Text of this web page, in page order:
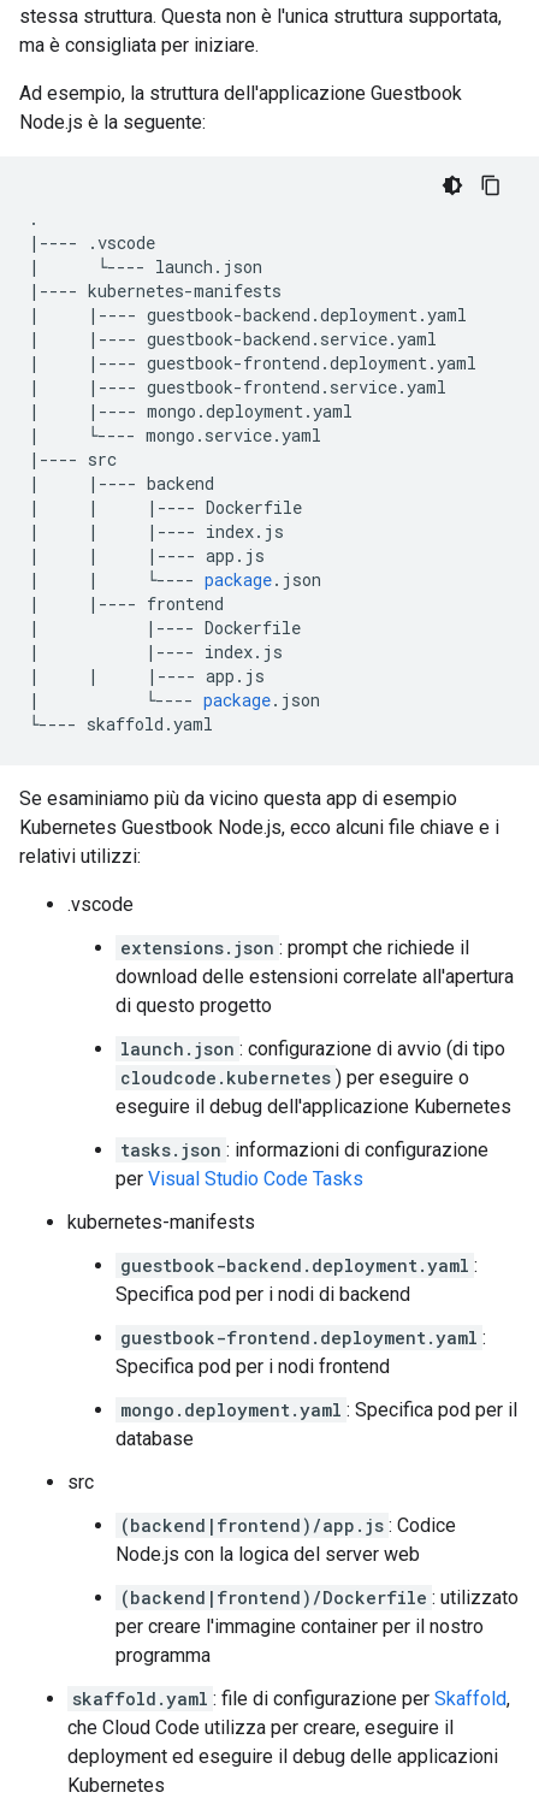
stessa struttura. Questa non è l'unica struttura supportata,
ma è consigliata per iniziare.
Ad esempio, la struttura dell'applicazione Guestbook
Node.js è la seguente:
.
|----
.vscode
|
└---- launch . json
|---- kubernetes-manifests
|
|---- guestbook-backend .deployment.yaml
|
|---- guestbook-backend . service.yaml
|
|---- guestbook-frontend .deployment.yaml
|
|---- guestbook-frontend . service.yaml
|
|---- mongo .deployment.yaml
|
└---- mongo . service.yaml
|---- src
|
|---- backend
|
| |---- Dockerfile
|
| |---- index. js
|
| |---- app . js
|
| └---- package. json
|
|---- frontend
|
|---- Dockerfile
|
|---- index. js
|
| |---- app . js
|
└---- package. json
└---- skaffold .yaml
Se esaminiamo più da vicino questa app di esempio
Kubernetes Guestbook Node.js, ecco alcuni file chiave e i
relativi utilizzi:
.vscode
extensions.json : prompt che richiede il
download delle estensioni correlate all'apertura
di questo progetto
launch.json : configurazione di avvio (di tipo
cloudcode.kubernetes ) per eseguire o
eseguire il debug dell'applicazione Kubernetes
tasks.json : informazioni di configurazione
per Visual Studio Code Tasks
kubernetes-manifests
guestbook-backend.deployment.yaml :
Specifica pod per i nodi di backend
guestbook-frontend.deployment.yaml :
Specifica pod per i nodi frontend
mongo.deployment.yaml : Specifica pod per il
database
src
(backend|frontend)/app.js : Codice
Node.js con la logica del server web
(backend|frontend)/Dockerfile : utilizzato
per creare l'immagine container per il nostro
programma
skaffold.yaml : file di configurazione per Skaffold,
che Cloud Code utilizza per creare, eseguire il
deployment ed eseguire il debug delle applicazioni
Kubernetes